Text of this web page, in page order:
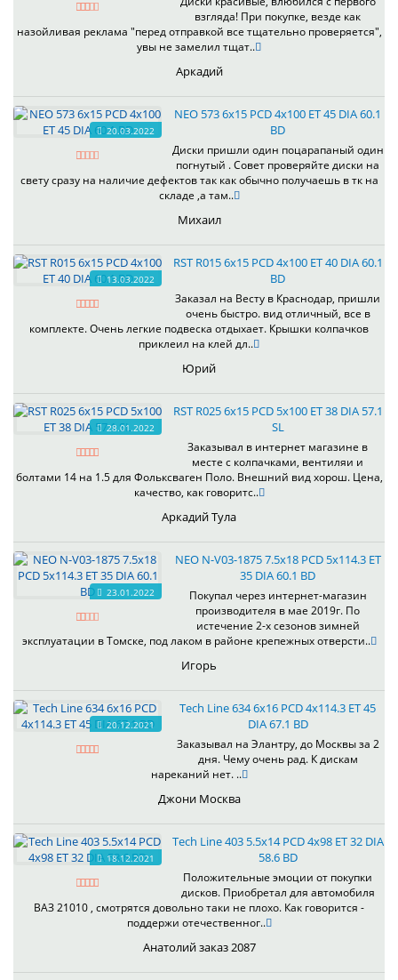
взгляда! При покупке, везде как
назойливая реклама "перед отправкой все тщательно проверяется",
увы не замелил тщат..
Аркадий
20.03.2022
NEO 573 6x15 PCD 4x100 ET 45 DIA 60.1
BD
Диски пришли один поцарапаный один
погнутый . Совет проверяйте диски на
свету сразу на наличие дефектов так как обычно получаешь в тк на
складе ,а там..
Михаил
13.03.2022
RST R015 6x15 PCD 4x100 ET 40 DIA 60.1
BD
Заказал на Весту в Краснодар, пришли
очень быстро. вид отличный, все в
комплекте. Очень легкие подвеска отдыхает. Крышки колпачков
приклеил на клей дл..
Юрий
28.01.2022
RST R025 6x15 PCD 5x100 ET 38 DIA 57.1
SL
Заказывал в интернет магазине в
месте с колпачками, вентиляи и
болтами 14 на 1.5 для Фольксваген Поло. Внешний вид хорош. Цена,
качество, как говоритс..
Аркадий Тула
23.01.2022
NEO N-V03-1875 7.5x18 PCD 5x114.3 ET
35 DIA 60.1 BD
Покупал через интернет-магазин
производителя в мае 2019г. По
истечение 2-х сезонов зимней
эксплуатации в Томске, под лаком в районе крепежных отверсти..
Игорь
20.12.2021
Tech Line 634 6x16 PCD 4x114.3 ET 45
DIA 67.1 BD
Заказывал на Элантру, до Москвы за 2
дня. Чему очень рад. К дискам
нареканий нет. ..
Джони Москва
18.12.2021
Tech Line 403 5.5x14 PCD 4x98 ET 32 DIA
58.6 BD
Положительные эмоции от покупки
дисков. Приобретал для автомобиля
ВАЗ 21010 , смотрятся довольно таки не плохо. Как говорится -
поддержи отечественног..
Анатолий заказ 2087